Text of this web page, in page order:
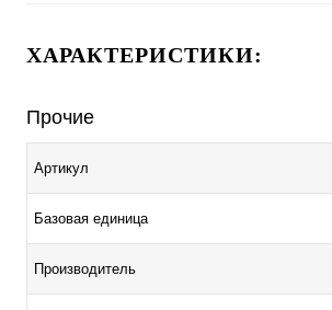
ХАРАКТЕРИСТИКИ:
Прочие
Артикул
Базовая единица
Производитель